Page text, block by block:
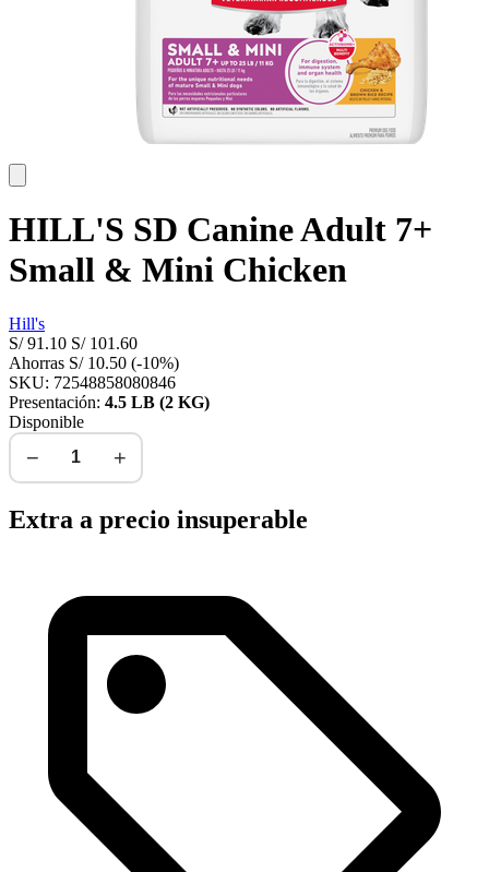
HILL'S SD Canine Adult 7+
Small & Mini Chicken
Hill's
S/91.10 S/101.60
Ahorras S/10.50 (-10%)
SKU: 72548858080846
Presentación: 4.5 LB (2 KG)
Disponible
− +
Extra a precio insuperable